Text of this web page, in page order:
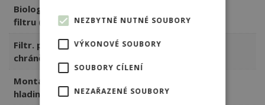
Biologický povrch
filtru (m2)
57,3
Filtr. povrch
chráněný (m2)
Montáž. výška nad
hladinou (cm)
NEZBYTNĚ NUTNÉ SOUBORY
VÝKONOVÉ SOUBORY
SOUBORY CÍLENÍ
NEZAŘAZENÉ SOUBORY